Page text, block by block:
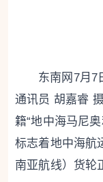
东南网7月7
通讯员 胡嘉睿
籍“地中海马尼
标志着地中海航
南亚航线）货轮